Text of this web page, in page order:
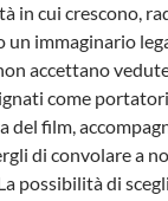
in cui crescono,
un immaginario
accettano
come
del film,
di convolare a
possibilità di